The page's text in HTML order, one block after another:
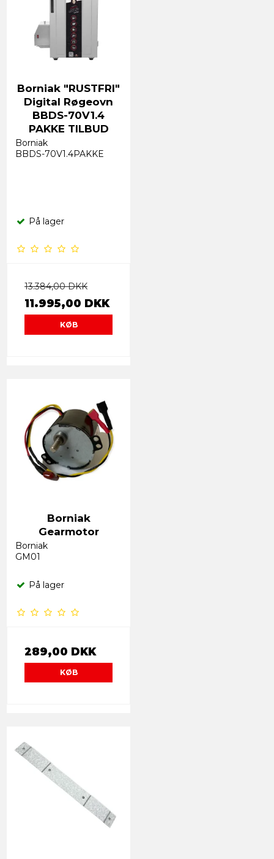
Borniak "RUSTFRI"
Digital Røgeovn
BBDS-70V1.4
PAKKE TILBUD
Borniak
BBDS-70V1.4PAKKE
På lager
13.384,00 DKK
11.995,00 DKK
KØB
Borniak
Gearmotor
Borniak
GM01
På lager
289,00 DKK
KØB